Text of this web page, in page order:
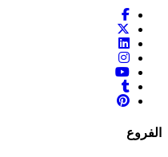
الفروع